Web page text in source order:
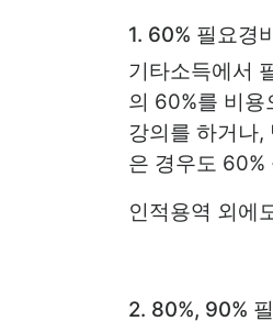
1. 60% 필요경
기타소득에서
의 60%를 비용
강의를 하거나,
은 경우도 60%
인적용역 외에
2. 80%, 90%